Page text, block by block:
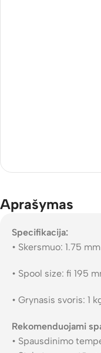
Aprašymas
Specifikacija:
• Skersmuo: 1.75
• Spool size: fi 195
• Grynasis svoris: 1
Rekomenduojami
• Spausdinimo